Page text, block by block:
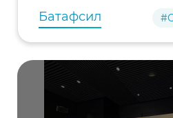
бой
Батафсил